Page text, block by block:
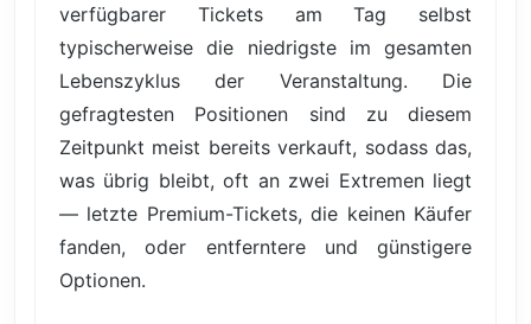
verfügbarer Tickets am Tag selbst
typischerweise die niedrigste im gesamten
Lebenszyklus der Veranstaltung. Die
gefragtesten Positionen sind zu diesem
Zeitpunkt meist bereits verkauft, sodass das,
was übrig bleibt, oft an zwei Extremen liegt
— letzte Premium-Tickets, die keinen Käufer
fanden, oder entferntere und günstigere
Optionen.